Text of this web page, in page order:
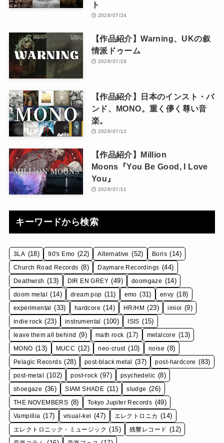
ト
2026/07/24
【作品紹介】Warning、UKの叙
情派ドゥーム
2026/07/19
【作品紹介】日本のインスト・バ
ンド、MONO。重く儚く尊い音
楽。
2026/07/12
【作品紹介】Million
Moons『You Be Good, I Love
You』
2026/07/11
キーワードから検索
3LA (18) 90's Emo (22) Alternative (52) Boris (14)
Church Road Records (8) Daymare Recordings (44)
Deathwish (13) DIR EN GREY (49) doomgaze (14)
doom metal (14) dream pop (11) emo (31) envy (18)
experimental (33) hardcore (14) HR/HM (23) iinioi (9)
indie rock (23) instrumental (100) ISIS (15)
leave them all behind (9) math rock (17) metalcore (13)
MONO (13) MUCC (12) neo-crust (10) noise (8)
Pelagic Records (28) post-black metal (37) post-hardcore (83)
post-metal (102) post-rock (97) psychedelic (8)
shoegaze (36) SIAM SHADE (11) sludge (26)
THE NOVEMBERS (8) Tokyo Jupiter Records (49)
Vampillia (17) visual-kei (47) エレクトロニカ (14)
エレクトロニック・ミュージック (15) 残響レコード (12)